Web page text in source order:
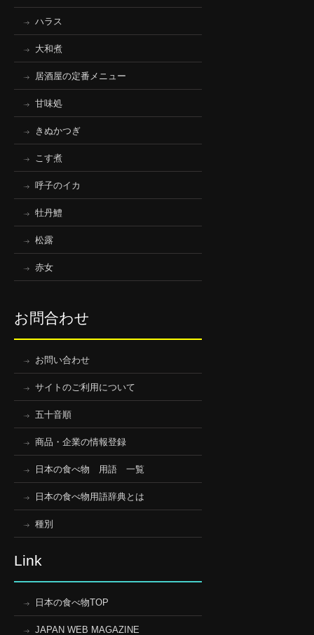
ハラス
大和煮
居酒屋の定番メニュー
甘味処
きぬかつぎ
こす煮
呼子のイカ
牡丹鱧
松露
赤女
お問合わせ
お問い合わせ
サイトのご利用について
五十音順
商品・企業の情報登録
日本の食べ物 用語 一覧
日本の食べ物用語辞典とは
種別
Link
日本の食べ物TOP
JAPAN WEB MAGAZINE